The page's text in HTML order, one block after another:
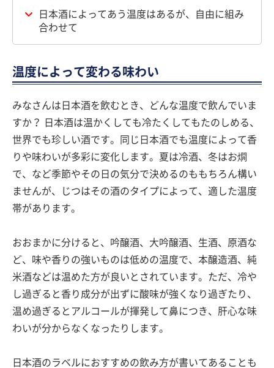
日本酒によってあう温度はあるが、自由に組み
合わせて
温度によって変わる味わい
みなさんは日本酒を飲むとき、どんな温度で飲んでいま
すか？ 日本酒は温かくしても冷たくしてもたのしめる、
世界でも珍しい酒です。同じ日本酒でも温度によって香
りや味わいが多彩に変化します。夏は冷酒、冬はお燗
で、など季節やその日の気分で決めるのももちろん構い
ませんが、じつはその酒のタイプによって、適した温度
帯があります。
おおまかに分けると、吟醸酒、大吟醸酒、生酒、原酒な
ど、味や香りの強いものは低めの温度で、本醸造酒、純
米酒などは温めた方が良いとされています。ただ、冷や
し過ぎると香り成分が出ずに酸味が強くなり過ぎたり、
温め過ぎるとアルコールが揮発して鼻につき、肝心な味
わいが分からなくなったりします。
日本酒のラベルにおすすめの飲み方が書いてあることも